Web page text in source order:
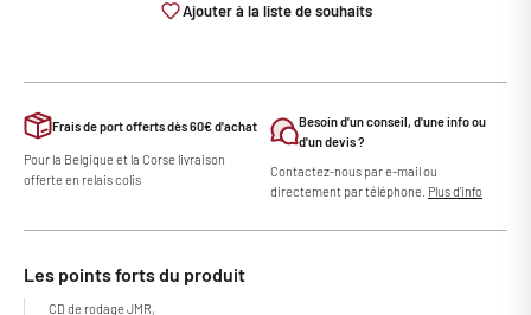
Ajouter à la liste de souhaits
Frais de port offerts dès 60€ d'achat
Pour la Belgique et la Corse livraison
offerte en relais colis
Besoin d'un conseil, d'une info ou
d'un devis ?
Contactez-nous par e-mail ou
directement par téléphone. Plus d'info
Les points forts du produit
CD de rodage JMR,